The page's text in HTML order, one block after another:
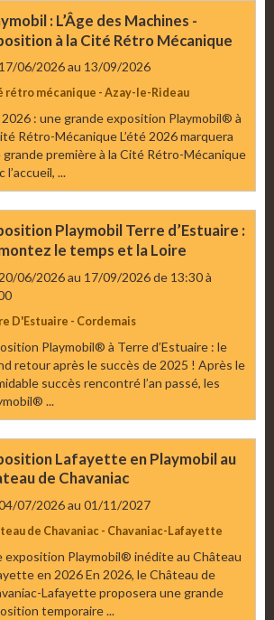
: L’Âge des Machines -
à la Cité Rétro Mécanique
06/2026au 13/09/2026
rétro mécanique - Azay-le-Rideau
: une grande exposition Playmobil® à
Rétro-Mécanique L’été 2026 marquera
grande première à la Cité Rétro-Mécanique
l’accueil, ...
Playmobil Terre d’Estuaire :
le temps et la Loire
06/2026au 17/09/2026de 13:30à
D'Estuaire - Cordemais
Playmobil® à Terre d’Estuaire : le
retour après le succès de 2025 ! Après le
succès rencontré l’an passé, les
...
Lafayette en Playmobil au
de Chavaniac
07/2026au 01/11/2027
de Chavaniac - Chavaniac-Lafayette
exposition Playmobil® inédite au Château
en 2026 En 2026, le Château de
Lafayette proposera une grande
temporaire ...